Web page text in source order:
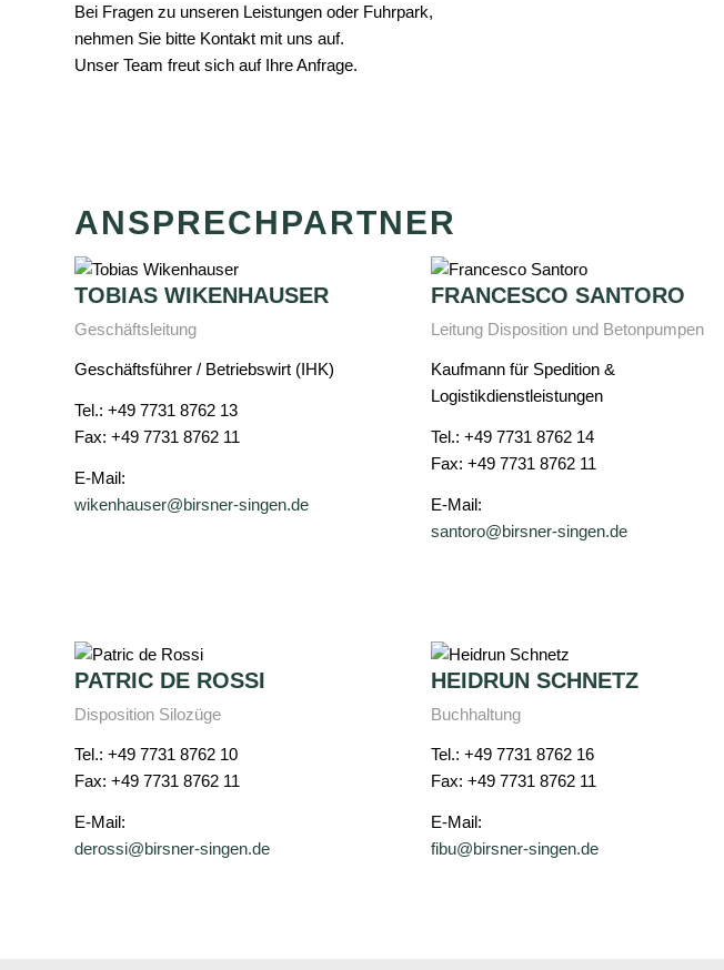
Bei Fragen zu unseren Leistungen oder Fuhrpark,
nehmen Sie bitte Kontakt mit uns auf.
Unser Team freut sich auf Ihre Anfrage.
ANSPRECHPARTNER
TOBIAS WIKENHAUSER
Geschäftsleitung
Geschäftsführer / Betriebswirt (IHK)
Tel.: +49 7731 8762 13
Fax: +49 7731 8762 11
E-Mail:
wikenhauser@birsner-singen.de
FRANCESCO SANTORO
Leitung Disposition und Betonpumpen
Kaufmann für Spedition &
Logistikdienstleistungen
Tel.: +49 7731 8762 14
Fax: +49 7731 8762 11
E-Mail:
santoro@birsner-singen.de
PATRIC DE ROSSI
Disposition Silozüge
Tel.: +49 7731 8762 10
Fax: +49 7731 8762 11
E-Mail:
derossi@birsner-singen.de
HEIDRUN SCHNETZ
Buchhaltung
Tel.: +49 7731 8762 16
Fax: +49 7731 8762 11
E-Mail:
fibu@birsner-singen.de